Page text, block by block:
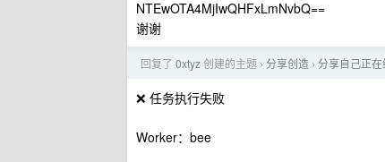
NTEwOTA4MjIwQHFxLmNvbQ==
谢谢
回复了 0xtyz创建的主题 › 分享创造 › 分享自己正
❌ 任务执行失败
Worker：bee